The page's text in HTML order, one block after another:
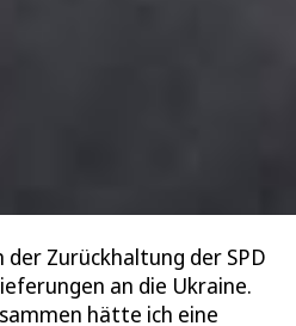
Zurückhaltung der SPD
an die Ukraine.
hätte ich eine